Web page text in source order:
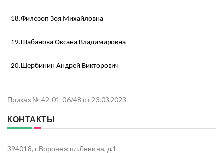
18.Филозоп Зоя Михайловна
19.Шабанова Оксана Владимировна
20.Щербинин Андрей Викторович
Приказ № 42-01-06/48 от 23.03.2023
КОНТАКТЫ
394018, г.Воронеж пл.Ленина, д.1